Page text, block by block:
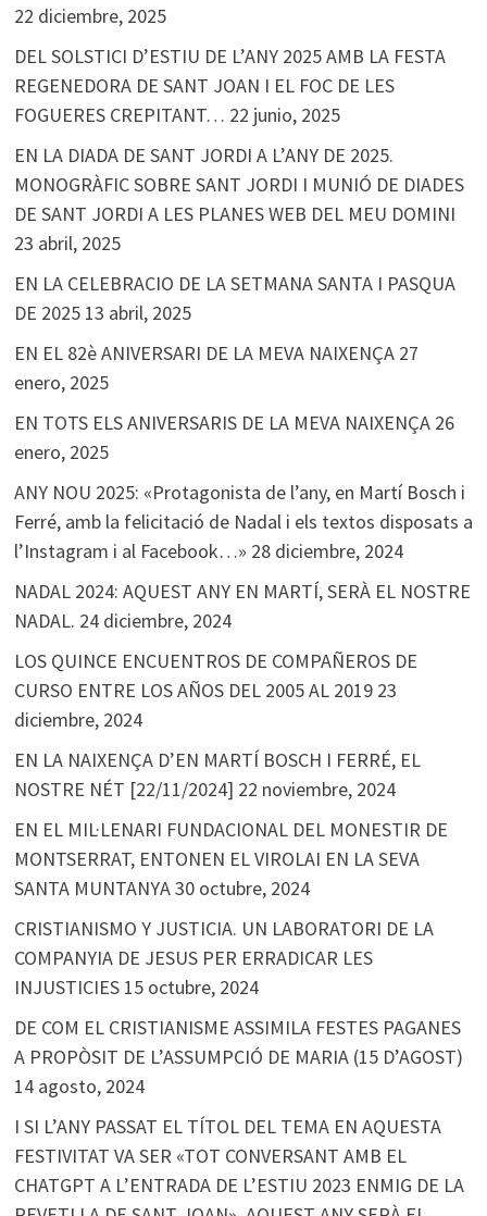
22 diciembre, 2025
DEL SOLSTICI D’ESTIU DE L’ANY 2025 AMB LA FESTA
REGENEDORA DE SANT JOAN I EL FOC DE LES
FOGUERES CREPITANT… 22 junio, 2025
EN LA DIADA DE SANT JORDI A L’ANY DE 2025.
MONOGRÀFIC SOBRE SANT JORDI I MUNIÓ DE DIADES
DE SANT JORDI A LES PLANES WEB DEL MEU DOMINI
23 abril, 2025
EN LA CELEBRACIO DE LA SETMANA SANTA I PASQUA
DE 2025 13 abril, 2025
EN EL 82è ANIVERSARI DE LA MEVA NAIXENÇA 27
enero, 2025
EN TOTS ELS ANIVERSARIS DE LA MEVA NAIXENÇA 26
enero, 2025
ANY NOU 2025: «Protagonista de l’any, en Martí Bosch i
Ferré, amb la felicitació de Nadal i els textos disposats a
l’Instagram i al Facebook…» 28 diciembre, 2024
NADAL 2024: AQUEST ANY EN MARTÍ, SERÀ EL NOSTRE
NADAL. 24 diciembre, 2024
LOS QUINCE ENCUENTROS DE COMPAÑEROS DE
CURSO ENTRE LOS AÑOS DEL 2005 AL 2019 23
diciembre, 2024
EN LA NAIXENÇA D’EN MARTÍ BOSCH I FERRÉ, EL
NOSTRE NÉT [22/11/2024] 22 noviembre, 2024
EN EL MIL·LENARI FUNDACIONAL DEL MONESTIR DE
MONTSERRAT, ENTONEN EL VIROLAI EN LA SEVA
SANTA MUNTANYA30 octubre, 2024
CRISTIANISMO Y JUSTICIA. UN LABORATORI DE LA
COMPANYIA DE JESUS PER ERRADICAR LES
INJUSTICIES 15 octubre, 2024
DE COM EL CRISTIANISME ASSIMILA FESTES PAGANES
A PROPÒSIT DE L’ASSUMPCIÓ DE MARIA (15 D’AGOST)
14 agosto, 2024
I SI L’ANY PASSAT EL TÍTOL DEL TEMA EN AQUESTA
FESTIVITAT VA SER «TOT CONVERSANT AMB EL
CHATGPT A L’ENTRADA DE L’ESTIU 2023 ENMIG DE LA